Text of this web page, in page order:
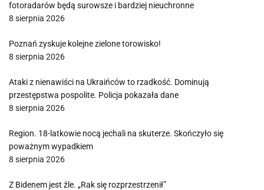
fotoradarów będą surowsze i bardziej nieuchronne
8 sierpnia 2026
Poznań zyskuje kolejne zielone torowisko!
8 sierpnia 2026
Ataki z nienawiści na Ukraińców to rzadkość. Dominują
przestępstwa pospolite. Policja pokazała dane
8 sierpnia 2026
Region. 18-latkowie nocą jechali na skuterze. Skończyło się
poważnym wypadkiem
8 sierpnia 2026
Z Bidenem jest źle. „Rak się rozprzestrzenił”